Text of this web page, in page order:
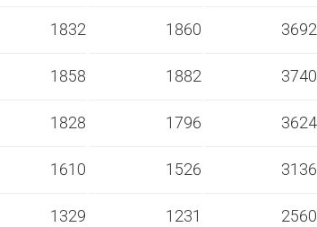
1832 1860 3692
1858 1882 3740
1828 1796 3624
1610 1526 3136
1329 1231 2560